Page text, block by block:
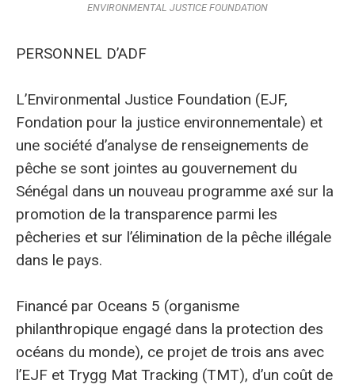
ENVIRONMENTAL JUSTICE FOUNDATION
PERSONNEL D’ADF
L’Environmental Justice Foundation (EJF,
Fondation pour la justice environnementale) et
une société d’analyse de renseignements de
pêche se sont jointes au gouvernement du
Sénégal dans un nouveau programme axé sur la
promotion de la transparence parmi les
pêcheries et sur l’élimination de la pêche illégale
dans le pays.
Financé par Oceans 5 (organisme
philanthropique engagé dans la protection des
océans du monde), ce projet de trois ans avec
l’EJF et Trygg Mat Tracking (TMT), d’un coût de